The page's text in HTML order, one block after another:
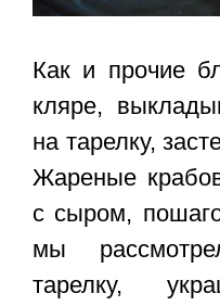
Как и прочие
кляре,
на тарелку,
Жареные
с сыром,
мы
тарелку,